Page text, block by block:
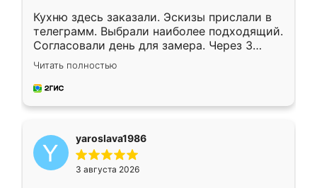
Кухню здесь заказали. Эскизы прислали в
телеграмм. Выбрали наиболее подходящий.
Согласовали день для замера. Через 3
недели кухня была уже готова. Остались
довольны работой. Спасибо Ренессанс
мебель за качественную работу!
Читать полностью
yaroslava1986
3 августа 2026